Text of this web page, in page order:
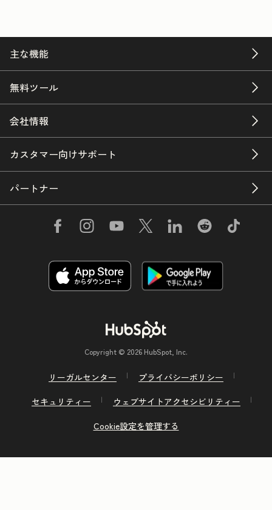
主な機能
無料ツール
会社情報
カスタマー向けサポート
パートナー
Copyright © 2026 HubSpot, Inc.
リーガルセンター
プライバシーポリシー
セキュリティー
ウェブサイトアクセシビリティー
Cookie設定を管理する